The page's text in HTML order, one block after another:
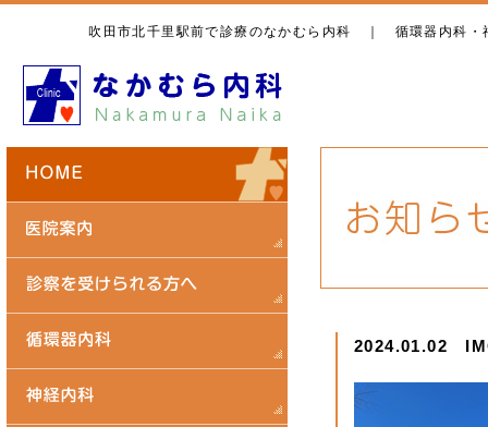
吹田市北千里駅前で診療のなかむら内科 ｜ 循環器内科
2024.01.02